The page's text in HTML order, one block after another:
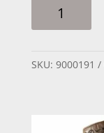
MUJER
CANTIDAD
SKU: 9000191